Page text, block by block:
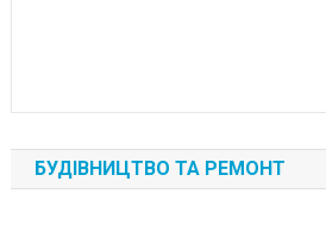
БУДІВНИЦТВО ТА РЕМОНТ